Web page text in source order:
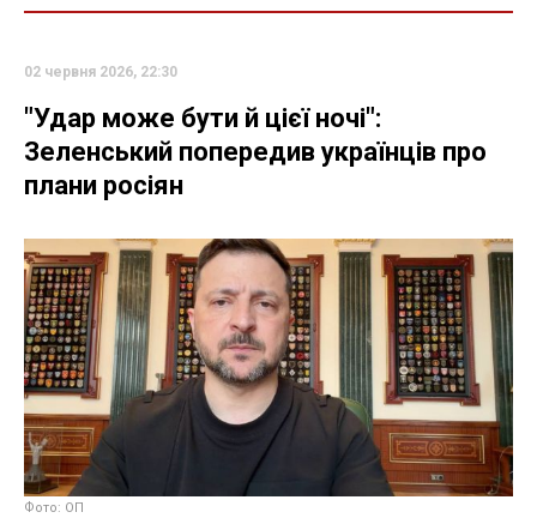
02 червня 2026, 22:30
"Удар може бути й цієї ночі":
Зеленський попередив українців про
плани росіян
Фото: ОП